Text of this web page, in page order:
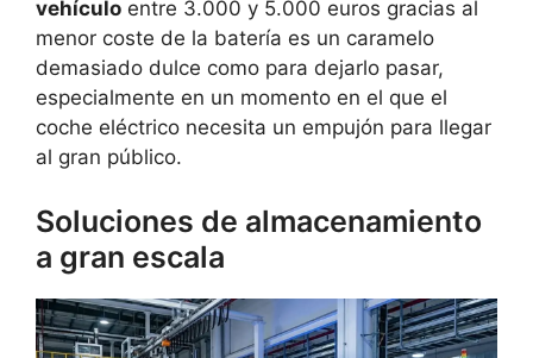
vehículo entre 3.000 y 5.000 euros gracias al
menor coste de la batería es un caramelo
demasiado dulce como para dejarlo pasar,
especialmente en un momento en el que el
coche eléctrico necesita un empujón para llegar
al gran público.
Soluciones de almacenamiento
a gran escala